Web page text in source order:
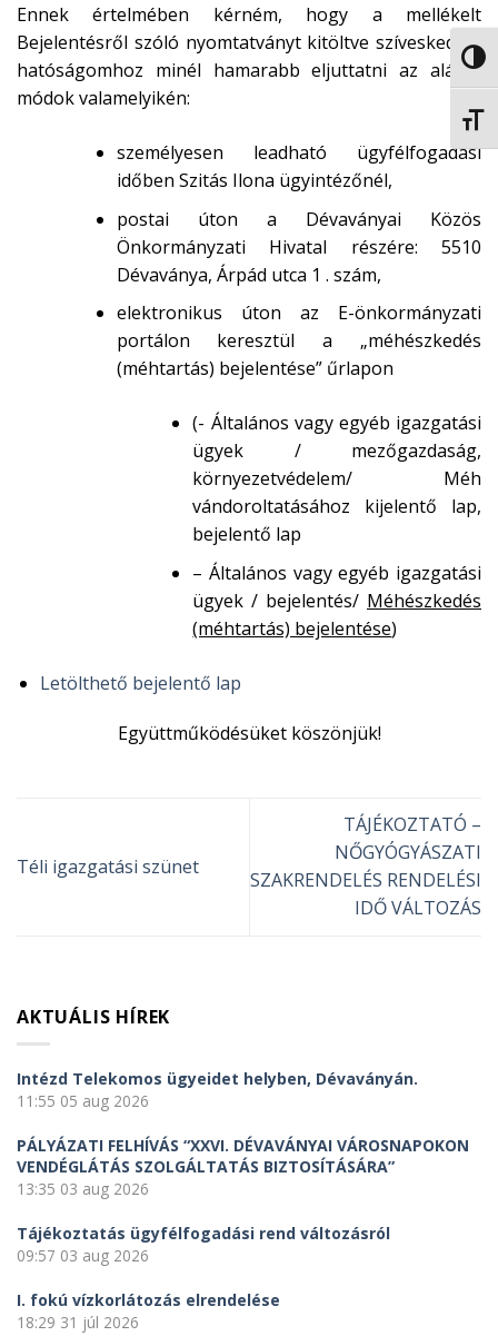
Ennek értelmében kérném, hogy a mellékelt
Bejelentésről szóló nyomtatványt kitöltve szíveskedjen
hatóságomhoz minél hamarabb eljuttatni az alábbi
módok valamelyikén:
személyesen leadható ügyfélfogadási
időben Szitás Ilona ügyintézőnél,
postai úton a Dévaványai Közös
Önkormányzati Hivatal részére: 5510
Dévaványa, Árpád utca 1 . szám,
elektronikus úton az E-önkormányzati
portálon keresztül a „méhészkedés
(méhtartás) bejelentése” űrlapon
(- Általános vagy egyéb igazgatási
ügyek / mezőgazdaság,
környezetvédelem/ Méh
vándoroltatásához kijelentő lap,
bejelentő lap
– Általános vagy egyéb igazgatási
ügyek / bejelentés/ Méhészkedés
(méhtartás) bejelentése)
Letölthető bejelentő lap
Együttműködésüket köszönjük!
Téli igazgatási szünet
TÁJÉKOZTATÓ –
NŐGYÓGYÁSZATI
SZAKRENDELÉS RENDELÉSI
IDŐ VÁLTOZÁS
AKTUÁLIS HÍREK
Intézd Telekomos ügyeidet helyben, Dévaványán.
11:55 05 aug 2026
PÁLYÁZATI FELHÍVÁS “XXVI. DÉVAVÁNYAI VÁROSNAPOKON
VENDÉGLÁTÁS SZOLGÁLTATÁS BIZTOSÍTÁSÁRA”
13:35 03 aug 2026
Tájékoztatás ügyfélfogadási rend változásról
09:57 03 aug 2026
I. fokú vízkorlátozás elrendelése
18:29 31 júl 2026